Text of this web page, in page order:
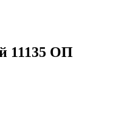
11135 ОП